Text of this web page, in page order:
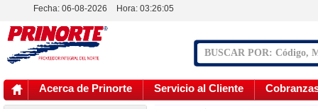
Fecha: 06-08-2026 Hora: 03:26:05
Acerca de Prinorte Servicio al Cliente